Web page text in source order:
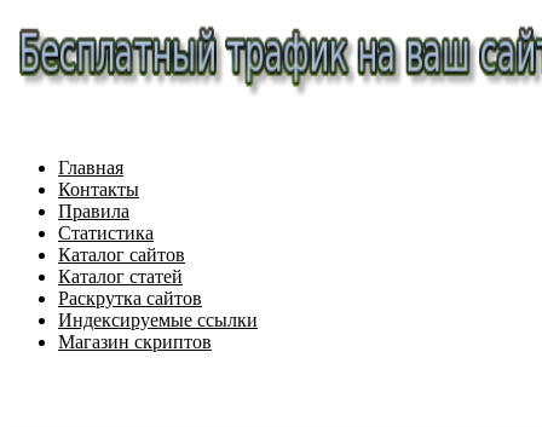
Главная
Контакты
Правила
Статистика
Каталог сайтов
Каталог статей
Раскрутка сайтов
Индексируемые ссылки
Магазин скриптов